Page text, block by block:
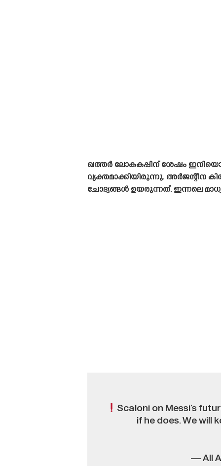
ഖത്തർ ലോകകപ്പിന് ശേഷം
വ്യക്തമാക്കിയിരുന്നു. അർജന്റീന
ചോദ്യങ്ങൾ ഉയരുന്നത്. ഇന്നലെ
Scaloni on Messi’s
if he does. We will
— All